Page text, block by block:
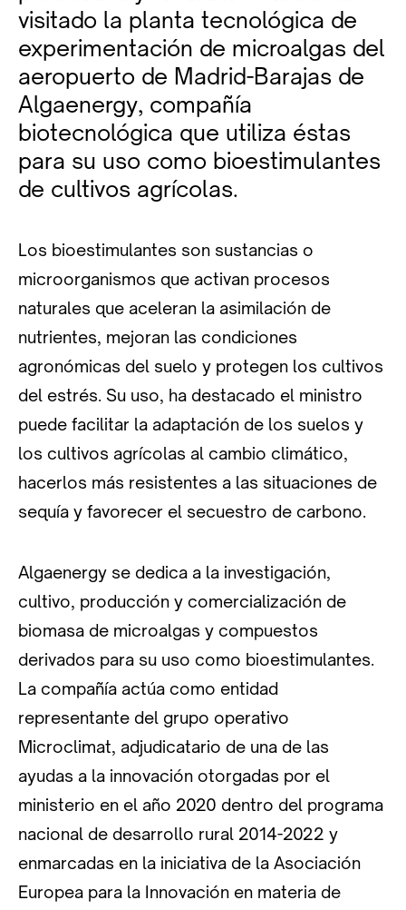
visitado la planta tecnológica de
experimentación de microalgas del
aeropuerto de Madrid-Barajas de
Algaenergy, compañía
biotecnológica que utiliza éstas
para su uso como bioestimulantes
de cultivos agrícolas.
Los bioestimulantes son sustancias o
microorganismos que activan procesos
naturales que aceleran la asimilación de
nutrientes, mejoran las condiciones
agronómicas del suelo y protegen los cultivos
del estrés. Su uso, ha destacado el ministro
puede facilitar la adaptación de los suelos y
los cultivos agrícolas al cambio climático,
hacerlos más resistentes a las situaciones de
sequía y favorecer el secuestro de carbono.
Algaenergy se dedica a la investigación,
cultivo, producción y comercialización de
biomasa de microalgas y compuestos
derivados para su uso como bioestimulantes.
La compañía actúa como entidad
representante del grupo operativo
Microclimat, adjudicatario de una de las
ayudas a la innovación otorgadas por el
ministerio en el año 2020 dentro del programa
nacional de desarrollo rural 2014-2022 y
enmarcadas en la iniciativa de la Asociación
Europea para la Innovación en materia de